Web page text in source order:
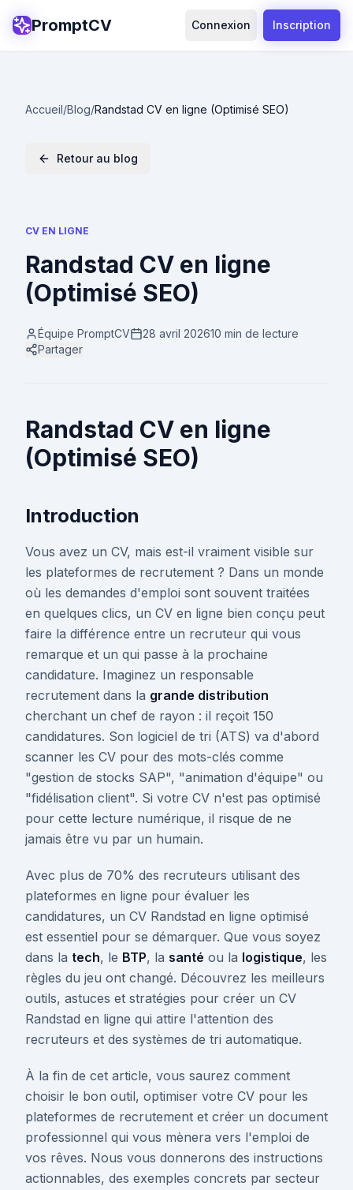
PromptCV Connexion Inscription
Accueil/Blog/Randstad CV en ligne (Optimisé SEO)
Retour au blog
CV EN LIGNE
Randstad CV en ligne
(Optimisé SEO)
Équipe PromptCV 28 avril 202610 min de lecture
Partager
Randstad CV en ligne
(Optimisé SEO)
Introduction
Vous avez un CV, mais est-il vraiment visible sur
les plateformes de recrutement ? Dans un monde
où les demandes d'emploi sont souvent traitées
en quelques clics, un CV en ligne bien conçu peut
faire la différence entre un recruteur qui vous
remarque et un qui passe à la prochaine
candidature. Imaginez un responsable
recrutement dans la grande distribution
cherchant un chef de rayon : il reçoit 150
candidatures. Son logiciel de tri (ATS) va d'abord
scanner les CV pour des mots-clés comme
"gestion de stocks SAP", "animation d'équipe" ou
"fidélisation client". Si votre CV n'est pas optimisé
pour cette lecture numérique, il risque de ne
jamais être vu par un humain.
Avec plus de 70% des recruteurs utilisant des
plateformes en ligne pour évaluer les
candidatures, un CV Randstad en ligne optimisé
est essentiel pour se démarquer. Que vous soyez
dans la tech, le BTP, la santé ou la logistique, les
règles du jeu ont changé. Découvrez les meilleurs
outils, astuces et stratégies pour créer un CV
Randstad en ligne qui attire l'attention des
recruteurs et des systèmes de tri automatique.
À la fin de cet article, vous saurez comment
choisir le bon outil, optimiser votre CV pour les
plateformes de recrutement et créer un document
professionnel qui vous mènera vers l'emploi de
vos rêves. Nous vous donnerons des instructions
actionnables, des exemples concrets par secteur